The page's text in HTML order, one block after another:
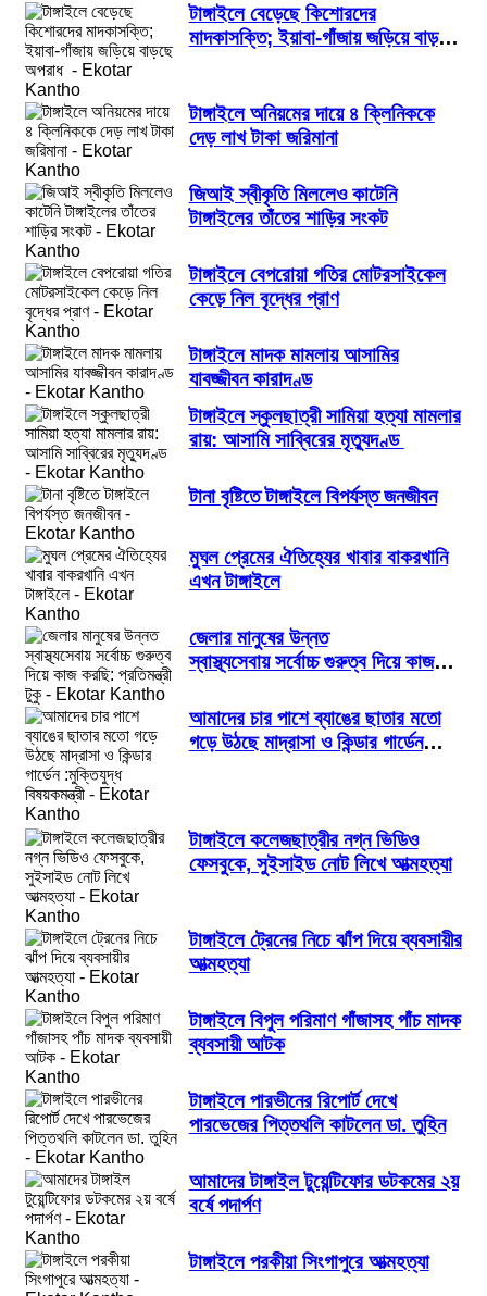
টাঙ্গাইলে বেড়েছে কিশোরদের
মাদকাসক্তি; ইয়াবা-গাঁজায় জড়িয়ে বাড়ছে
টাঙ্গাইলে অনিয়মের দায়ে ৪ ক্লিনিককে
দেড় লাখ টাকা জরিমানা
জিআই স্বীকৃতি মিললেও কাটেনি
টাঙ্গাইলের তাঁতের শাড়ির সংকট
টাঙ্গাইলে বেপরোয়া গতির মোটরসাইকেল
কেড়ে নিল বৃদ্ধের প্রাণ
টাঙ্গাইলে মাদক মামলায় আসামির
যাবজ্জীবন কারাদণ্ড
টাঙ্গাইলে স্কুলছাত্রী সামিয়া হত্যা মামলার
রায়: আসামি সাব্বিরের মৃত্যুদণ্ড
টানা বৃষ্টিতে টাঙ্গাইলে বিপর্যস্ত জনজীবন
মুঘল প্রেমের ঐতিহ্যের খাবার বাকরখানি
এখন টাঙ্গাইলে
জেলার মানুষের উন্নত
স্বাস্থ্যসেবায় সর্বোচ্চ গুরুত্ব দিয়ে কাজ
আমাদের চার পাশে ব্যাঙের ছাতার মতো
গড়ে উঠছে মাদ্রাসা ও কিন্ডার গার্ডেন
টাঙ্গাইলে কলেজছাত্রীর নগ্ন ভিডিও
ফেসবুকে, সুইসাইড নোট লিখে আত্মহত্যা
টাঙ্গাইলে ট্রেনের নিচে ঝাঁপ দিয়ে ব্যবসায়ীর
আত্মহত্যা
টাঙ্গাইলে বিপুল পরিমাণ গাঁজাসহ পাঁচ মাদক
ব্যবসায়ী আটক
টাঙ্গাইলে পারভীনের রিপোর্ট দেখে
পারভেজের পিত্তথলি কাটলেন ডা. তুহিন
আমাদের টাঙ্গাইল টুয়েন্টিফোর ডটকমের ২য়
বর্ষে পদার্পণ
টাঙ্গাইলে পরকীয়া সিংগাপুরে আত্মহত্যা